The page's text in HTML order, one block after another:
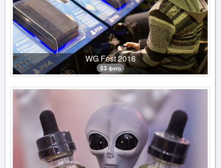
WG Fest 2016
53 фото